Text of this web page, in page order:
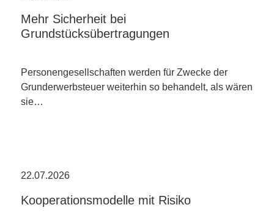
Mehr Sicherheit bei
Grundstücksübertragungen
Personengesellschaften werden für Zwecke der
Grunderwerbsteuer weiterhin so behandelt, als wären
sie…
22.07.2026
Kooperationsmodelle mit Risiko